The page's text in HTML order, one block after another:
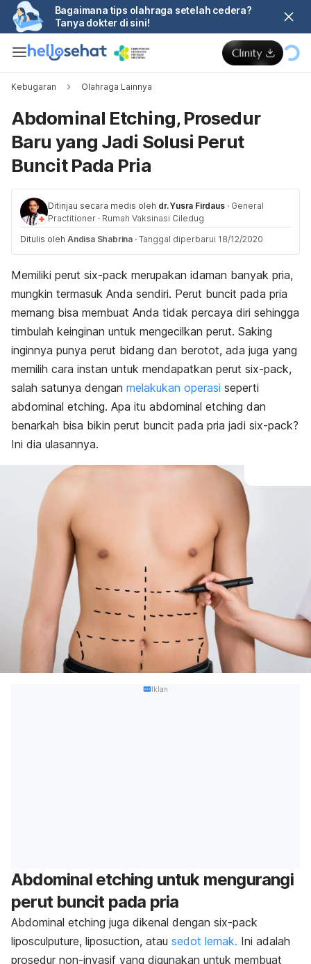
Bagaimana tips olahraga setelah cedera?
Tanya dokter di sini!
Kebugaran Olahraga Lainnya
Abdominal Etching, Prosedur
Baru yang Jadi Solusi Perut
Buncit Pada Pria
Ditinjau secara medis oleh dr. Yusra Firdaus · General
Practitioner · Rumah Vaksinasi Ciledug
Ditulis oleh Andisa Shabrina · Tanggal diperbarui 18/12/2020
Memiliki perut six-pack merupakan idaman banyak pria,
mungkin termasuk Anda sendiri. Perut buncit pada pria
memang bisa membuat Anda tidak percaya diri sehingga
timbulah keinginan untuk mengecilkan perut. Saking
inginnya punya perut bidang dan berotot, ada juga yang
memilih cara instan untuk mendapatkan perut six-pack,
salah satunya dengan melakukan operasi seperti
abdominal etching. Apa itu abdominal etching dan
benarkah bisa bikin perut buncit pada pria jadi six-pack?
Ini dia ulasannya.
Iklan
Abdominal etching untuk mengurangi
perut buncit pada pria
Abdominal etching juga dikenal dengan six-pack
liposculputure, liposuction, atau sedot lemak. Ini adalah
prosedur non-invasif yang digunakan untuk membuat